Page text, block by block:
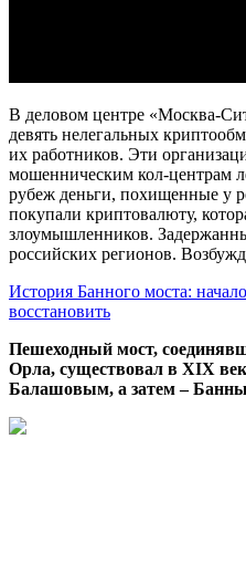
В деловом центре «Москва-
девять нелегальных
их работников. Эти
мошенническим кол-центрам
рубеж деньги, похищенные у
покупали криптовалюту,
злоумышленников.
российских регионов.
История Банного моста:
восстановить
Пешеходный мост,
Орла, существовал в XIX
Балашовым, а затем –